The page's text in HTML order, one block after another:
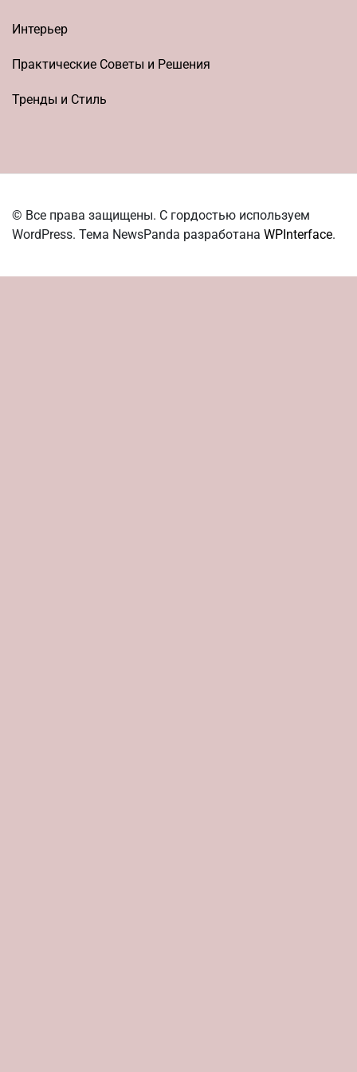
Интерьер
Практические Советы и Решения
Тренды и Стиль
© Все права защищены. С гордостью используем
WordPress. Тема NewsPanda разработана WPInterface.